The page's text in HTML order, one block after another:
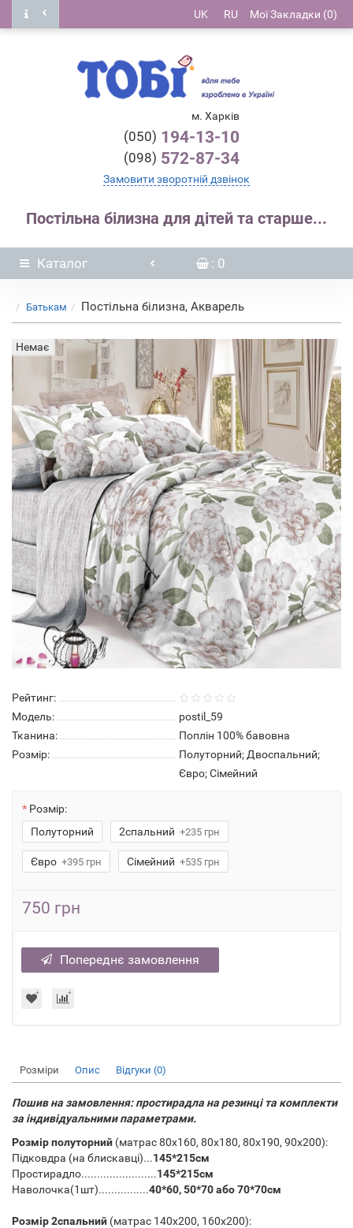
RU
UK Мої Закладки (0)
м. Харків
(050) 194-13-10
(098) 572-87-34
Замовити зворотній дзвінок
Постільна білизна для дітей та старше...
Каталог : 0
Батькам Постільна білизна, Акварель
Немає
Рейтинг:
Модель:
postil_59
Тканина:
Поплін 100% бавовна
Розмір:
Полуторний; Двоспальний;
Євро; Сімейний
Розмір:
Полуторний
2спальний +235 грн
Євро +395 грн Сімейний +535 грн
750 грн
Попереднє замовлення
Розміри Опис Відгуки (0)
Пошив на замовлення: простирадла на резинці та комплекти
за індивідуальними параметрами.
Розмір полуторний (матрас80х160, 80х180, 80х190, 90х200):
Підковдра (на блискавці)...145*215см
Простирадло........................145*215см
Наволочка(1шт)................40*60, 50*70 або 70*70см
Розмір 2спальний (матрас 140х200, 160х200):